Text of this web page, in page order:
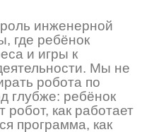
инженерной
где ребёнок
и игры к
Мы не
робота по
глубже: ребёнок
робот, как работает
программа, как